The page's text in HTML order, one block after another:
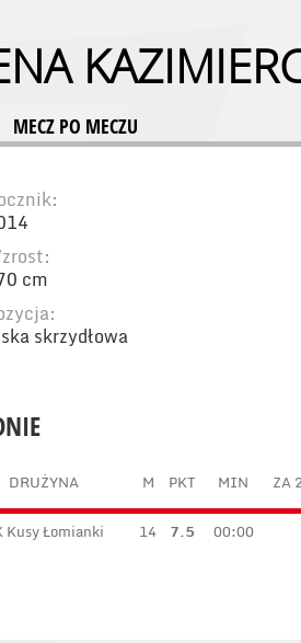
MECZ PO MECZU
cm
skrzydłowa
DRUŻYNA M PKT MIN ZA
Kusy Łomianki 14 7.5 00:00